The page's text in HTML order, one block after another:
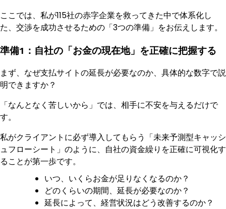
ここでは、私が115社の赤字企業を救ってきた中で体系化し
た、交渉を成功させるための「3つの準備」をお伝えします。
準備1：自社の「お金の現在地」を正確に把握する
まず、なぜ支払サイトの延長が必要なのか、具体的な数字で説
明できますか？
「なんとなく苦しいから」では、相手に不安を与えるだけで
す。
私がクライアントに必ず導入してもらう「未来予測型キャッシ
ュフローシート」のように、自社の資金繰りを正確に可視化す
ることが第一歩です。
いつ、いくらお金が足りなくなるのか？
どのくらいの期間、延長が必要なのか？
延長によって、経営状況はどう改善するのか？